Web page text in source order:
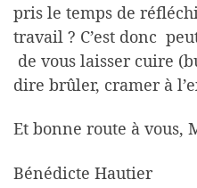
pris le temps de
travail ? C’est donc
de vous laisser cuire
dire brûler, cramer à
Et bonne route à vous,
Bénédicte Hautier